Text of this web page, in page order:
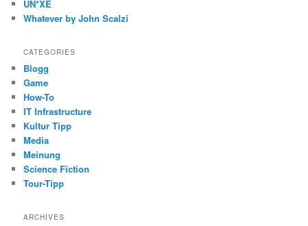
UN*XE
Whatever by John Scalzi
CATEGORIES
Blogg
Game
How-To
IT Infrastructure
Kultur Tipp
Media
Meinung
Science Fiction
Tour-Tipp
ARCHIVES